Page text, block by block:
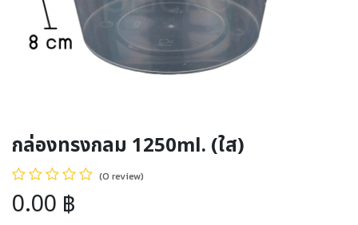
กล่องทรงกลม 1250ml. (ใส)
(0 review)
0.00 ฿